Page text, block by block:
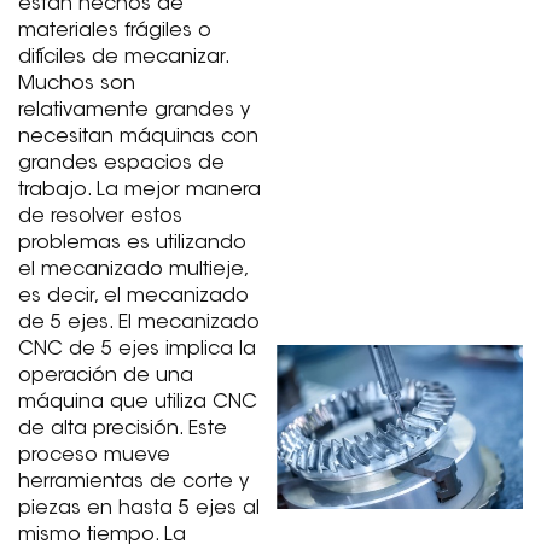
están hechos de
materiales frágiles o
difíciles de mecanizar.
Muchos son
relativamente grandes y
necesitan máquinas con
grandes espacios de
trabajo. La mejor manera
de resolver estos
problemas es utilizando
el mecanizado multieje,
es decir, el mecanizado
de 5 ejes. El mecanizado
CNC de 5 ejes implica la
operación de una
máquina que utiliza CNC
de alta precisión. Este
proceso mueve
herramientas de corte y
piezas en hasta 5 ejes al
mismo tiempo. La